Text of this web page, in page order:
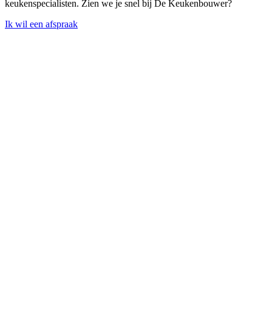
keukenspecialisten. Zien we je snel bij De Keukenbouwer?
Ik wil een afspraak